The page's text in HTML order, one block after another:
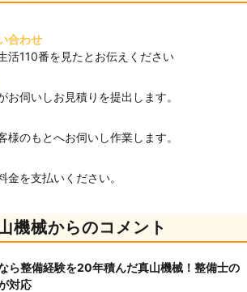
合わせ
活110番を見たとお伝えください
お伺いしお見積りを提出します。
様のもとへお伺いし作業します。
金を支払いください。
機械からのコメント
ら整備経験を20年積んだ真山機械！整備士の
対応